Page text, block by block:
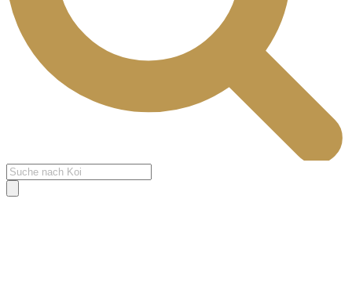
Products
search